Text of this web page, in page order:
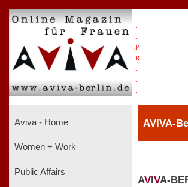
P
R
Aviva - Home
Women + Work
Public Affairs
AVIVA-
AV VA-